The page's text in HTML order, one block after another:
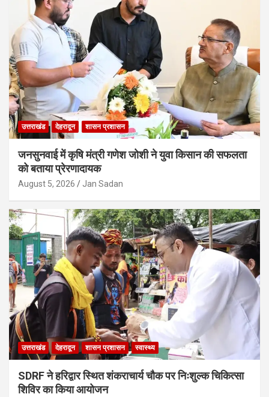
उत्तराखंड देहरादून शासन प्रशासन
जनसुनवाई में कृषि मंत्री गणेश जोशी ने युवा किसान की सफलता
को बताया प्रेरणादायक
August 5, 2026 Jan Sadan
उत्तराखंड देहरादून शासन प्रशासन स्वास्थ्य
SDRF ने हरिद्वार स्थित शंकराचार्य चौक पर निःशुल्क चिकित्सा
शिविर का किया आयोजन